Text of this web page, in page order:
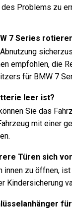
Problems zu
7 Series
empfohlen, die
für BMW 7
leer ist?
Sie das
mit einer
Türen sich
innen zu öffnen,
Kindersicherung